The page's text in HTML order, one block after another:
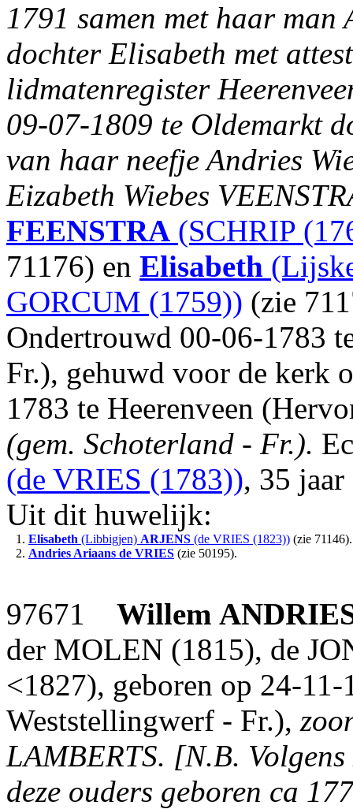
1791 samen met haar man
dochter Elisabeth met
lidmatenregister
09-07-1809 te Oldemarkt
van haar neefje Andries
Eizabeth Wiebes
FEENSTRA (SCHRIP
71176) en Elisabeth
GORCUM (1759)) (zie
Ondertrouwd 00-06-1783
Fr.), gehuwd voor de kerk
1783 te Heerenveen
(gem. Schoterland - Fr.).
(de VRIES (1783)), 35
Uit dit huwelijk:
1. Elisabeth (Libbigjen) ARJENS (de VRIES (1823)) (zie 71146).
2. Andries Ariaans de VRIES (zie 50195).
97671 Willem
der MOLEN (1815), de
<1827), geboren op 24-
Weststellingwerf - Fr.),
LAMBERTS. [N.B.
deze ouders geboren ca